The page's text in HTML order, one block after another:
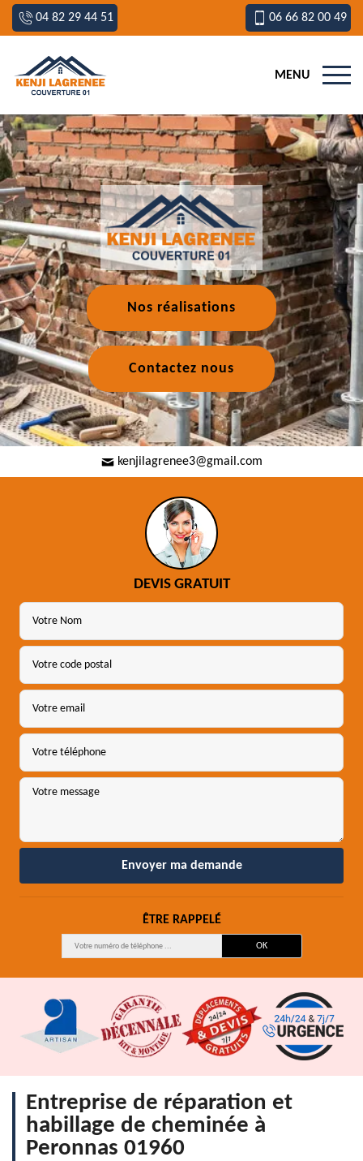
04 82 29 44 51 06 66 82 00 49
MENU
Nos réalisations
Contactez nous
kenjilagrenee3@gmail.com
DEVIS GRATUIT
ÊTRE RAPPELÉ
Entreprise de réparation et
habillage de cheminée à
Peronnas 01960